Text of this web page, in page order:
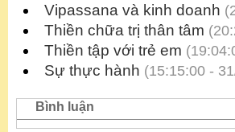
Vipassana và kinh doanh
Thiền chữa trị thân tâm
Thiền tập với trẻ em
Sự thực hành (15:15:00 -
Bình luận